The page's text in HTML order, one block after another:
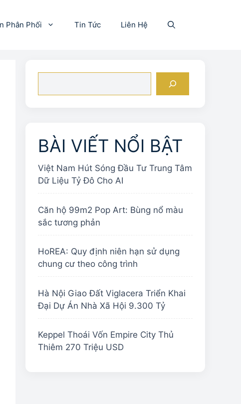
Phân Phối Tin Tức Liên Hệ
BÀI VIẾT NỔI BẬT
Việt Nam Hút Sóng Đầu Tư Trung Tâm
Dữ Liệu Tỷ Đô Cho AI
Căn hộ 99m2 Pop Art: Bùng nổ màu
sắc tương phản
HoREA: Quy định niên hạn sử dụng
chung cư theo công trình
Hà Nội Giao Đất Viglacera Triển Khai
Đại Dự Án Nhà Xã Hội 9.300 Tỷ
Keppel Thoái Vốn Empire City Thủ
Thiêm 270 Triệu USD